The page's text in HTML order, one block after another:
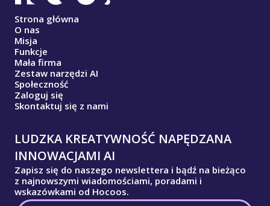
Strona główna
O nas
Misja
Funkcje
Mała firma
Zestaw narzędzi AI
Społeczność
Zaloguj się
Skontaktuj się z nami
LUDZKA KREATYWNOŚĆ NAPĘDZANA
INNOWACJAMI AI
Zapisz się do naszego newslettera i bądź na bieżąco
z najnowszymi wiadomościami, poradami i
wskazówkami od Hocoos.